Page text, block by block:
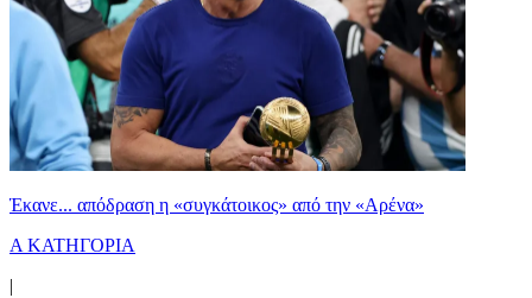
Έκανε... απόδραση η «συγκάτοικος» από την «Αρένα»
Α ΚΑΤΗΓΟΡΙΑ
|